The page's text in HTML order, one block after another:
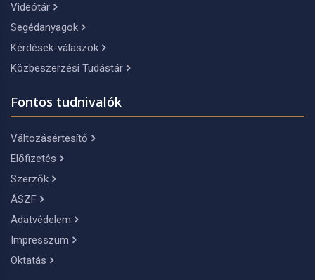
Videótár
Segédanyagok
Kérdések-válaszok
Közbeszerzési Tudástár
Fontos tudnivalók
Változásértesítő
Előfizetés
Szerzők
ÁSZF
Adatvédelem
Impresszum
Oktatás